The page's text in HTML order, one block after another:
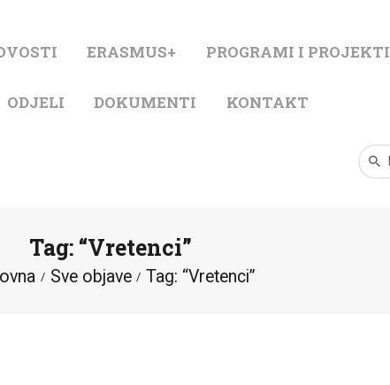
ERASMUS+ PROGRAMI I PROJEKTI
ODJELI DOKUMENTI KONTAKT
Tag: “Vretenci”
Sve objave Tag: “Vretenci”